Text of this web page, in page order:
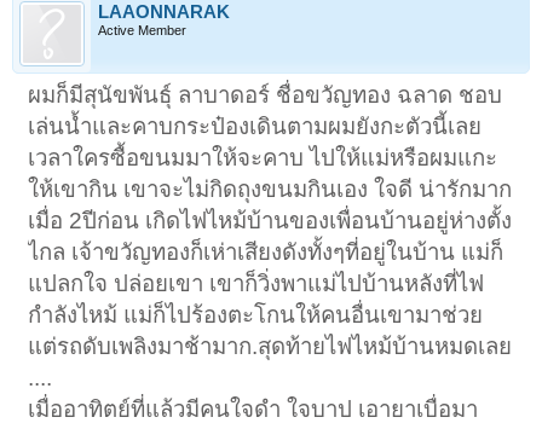
LAAONNARAK
Active Member
ผมก็มีสุนัขพันธุ์ ลาบาดอร์ ชื่อขวัญทอง ฉลาด ชอบ
เล่นน้ำและคาบกระป๋องเดินตามผมยังกะตัวนี้เลย
เวลาใครซื้อขนมมาให้จะคาบ ไปให้แม่หรือผมแกะ
ให้เขากิน เขาจะไม่กิดถุงขนมกินเอง ใจดี น่ารักมาก
เมื่อ 2ปีก่อน เกิดไฟไหม้บ้านของเพื่อนบ้านอยู่ห่างตั้ง
ไกล เจ้าขวัญทองก็เห่าเสียงดังทั้งๆที่อยู่ในบ้าน แม่ก็
แปลกใจ ปล่อยเขา เขาก็วิ่งพาแม่ไปบ้านหลังที่ไฟ
กำลังไหม้ แม่ก็ไปร้องตะโกนให้คนอื่นเขามาช่วย
แต่รถดับเพลิงมาช้ามาก.สุดท้ายไฟไหม้บ้านหมดเลย
....
เมื่ออาทิตย์ที่แล้วมีคนใจดำ ใจบาป เอายาเบื่อมา